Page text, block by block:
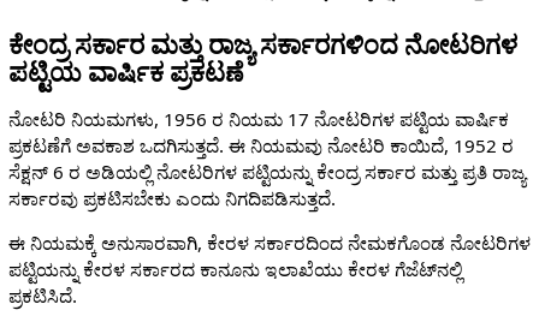
ಕೇಂದ್ರ ಸರ್ಕಾರ ಮತ್ತು ರಾಜ್ಯ ಸರ್ಕಾರಗಳಿಂದ ನೋಟರಿಗಳ
ಪಟ್ಟಿಯ ವಾರ್ಷಿಕ ಪ್ರಕಟಣೆ
ನೋಟರಿ ನಿಯಮಗಳು, 1956 ರ ನಿಯಮ 17 ನೋಟರಿಗಳ ಪಟ್ಟಿಯ ವಾರ್ಷಿಕ
ಪ್ರಕಟಣೆಗೆ ಅವಕಾಶ ಒದಗಿಸುತ್ತದೆ. ಈ ನಿಯಮವು ನೋಟರಿ ಕಾಯಿದೆ, 1952 ರ
ಸೆಕ್ಷನ್ 6 ರ ಅಡಿಯಲ್ಲಿ ನೋಟರಿಗಳ ಪಟ್ಟಿಯನ್ನು ಕೇಂದ್ರ ಸರ್ಕಾರ ಮತ್ತು ಪ್ರತಿ ರಾಜ್ಯ
ಸರ್ಕಾರವು ಪ್ರಕಟಿಸಬೇಕು ಎಂದು ನಿಗದಿಪಡಿಸುತ್ತದೆ.
ಈ ನಿಯಮಕ್ಕೆ ಅನುಸಾರವಾಗಿ, ಕೇರಳ ಸರ್ಕಾರದಿಂದ ನೇಮಕಗೊಂಡ ನೋಟರಿಗಳ
ಪಟ್ಟಿಯನ್ನು ಕೇರಳ ಸರ್ಕಾರದ ಕಾನೂನು ಇಲಾಖೆಯು ಕೇರಳ ಗೆಜೆಟ್‌ನಲ್ಲಿ
ಪ್ರಕಟಿಸಿದೆ.